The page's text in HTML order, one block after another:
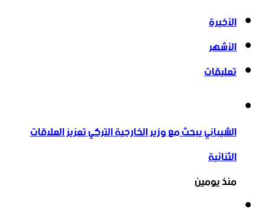
الأخيرة
الأشهر
تعليقات
الشيباني يبحث مع وزير الخارجية التركي تعزيز العلاقات
الثنائية
منذ يومين